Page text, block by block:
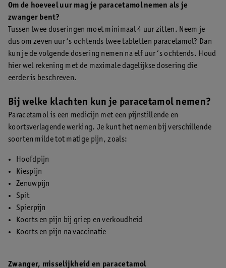
Om de hoeveel uur mag je paracetamol nemen als je
zwanger bent?
Tussen twee doseringen moet minimaal 4 uur zitten. Neem je
dus om zeven uur ‘s ochtends twee tabletten paracetamol? Dan
kun je de volgende dosering nemen na elf uur ‘s ochtends. Houd
hier wel rekening met de maximale dagelijkse dosering die
eerder is beschreven.
Bij welke klachten kun je paracetamol nemen?
Paracetamol is een medicijn met een pijnstillende en
koortsverlagende werking. Je kunt het nemen bij verschillende
soorten milde tot matige pijn, zoals:
Hoofdpijn
Kiespijn
Zenuwpijn
Spit
Spierpijn
Koorts en pijn bij griep en verkoudheid
Koorts en pijn na vaccinatie
Zwanger, misselijkheid en paracetamol